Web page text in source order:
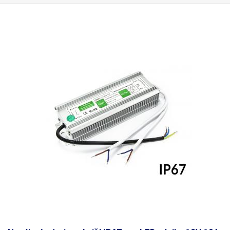
výkon na meter * 1,25 (rezerva 25%) = potrebný výkon zdroja (W). Príklad:
2,5m * 10,8W * 1,25 = 28,25W <36W = zdroj je ideálne.